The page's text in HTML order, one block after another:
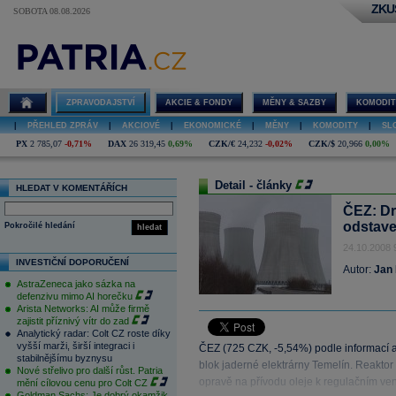
SOBOTA 08.08.2026
ZPRAVODAJSTVÍ AKCIE & FONDY MĚNY & SAZBY
PŘEHLED ZPRÁV AKCIOVÉ EKONOMICKÉ MĚNY KOMODITY
PX 2 785,07 -0,71% DAX 26 319,45 0,69% CZK/€ 24,232 -0,02% CZK/$ 20,966 0,00%
HLEDAT V KOMENTÁŘÍCH
hledat
Pokročilé hledání
INVESTIČNÍ DOPORUČENÍ
AstraZeneca jako sázka na
defenzivu mimo AI horečku
Arista Networks: AI může firmě
zajistit příznivý vítr do zad
Analytický radar: Colt CZ roste díky
vyšší marži, širší integraci i
stabilnějšímu byznysu
Nové střelivo pro další růst. Patria
mění cílovou cenu pro Colt CZ
Detail - články
ČEZ:
24.10.2008
Autor: Jan
ČEZ (725 CZK, -5,54%) podle
blok jaderné elektrárny Temelín.
opravě na přívodu oleje k regulačním